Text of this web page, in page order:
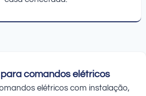
comandos elétricos
elétricos com instalação,